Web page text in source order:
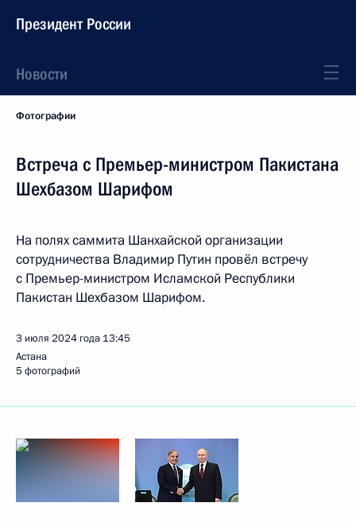
Президент России
Новости
Фотографии
Встреча с Премьер-министром Пакистана
Шехбазом Шарифом
На полях саммита Шанхайской организации
сотрудничества Владимир Путин провёл встречу
с Премьер-министром Исламской Республики
Пакистан Шехбазом Шарифом.
3 июля 2024 года 13:45
Астана
5 фотографий